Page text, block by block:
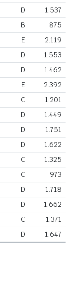
D
1.537
B
875
E
2.119
D
1.553
D
1.462
E
2.392
C
1.201
D
1.449
D
1.751
D
1.622
C
1.325
C
973
D
1.718
D
1.662
C
1.371
D 1.647